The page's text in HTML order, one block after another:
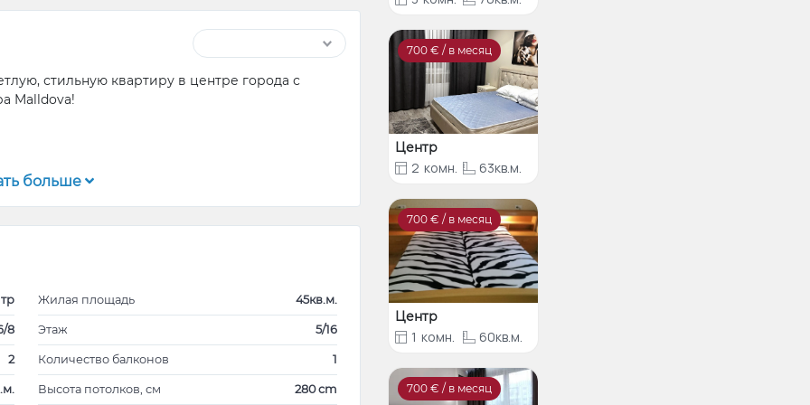
стильную квартиру в центре города с
Malldova!
для долгосрочной аренды, Квартира в
холодильник, газовая плита, духовка,
машинка Samsung,
больше
8
2
Жилая площадь 45кв.м.
Этаж 5/16
Количество балконов 1
Высота потолков, см 280 cm
700 € / в месяц
Центр
2 комн. 63кв.м.
700 € / в месяц
Центр
1 комн. 60кв.м.
700 € / в месяц